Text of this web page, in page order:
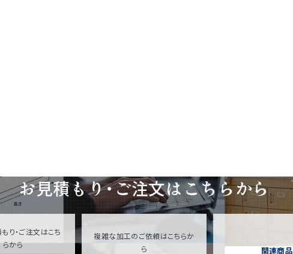
お見積もり・ご注文はこちらから
り・ご注文はこち
らから
複雑な加工のご依頼はこちらか
ら
関連商品